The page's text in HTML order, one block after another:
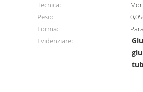
Tecnica:
Peso:
Forma:
Evidenziare: